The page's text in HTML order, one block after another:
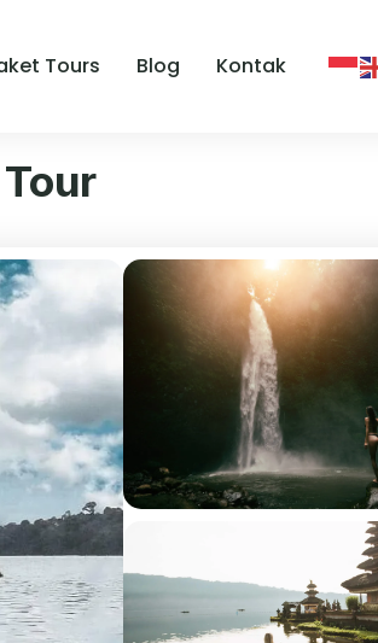
Tours Blog Kontak